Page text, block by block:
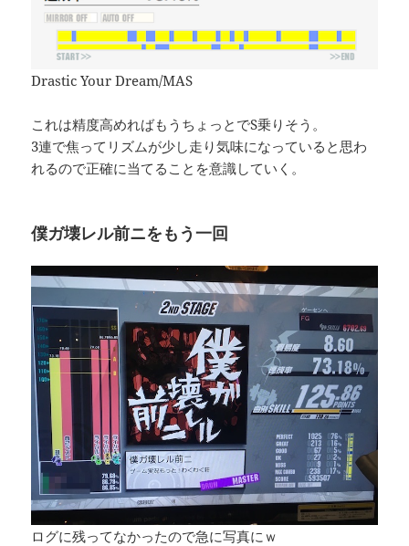
Drastic Your Dream/MAS
これは精度高めればもうちょっとでS乗りそう。
3連で焦ってリズムが少し走り気味になっていると思わ
れるので正確に当てることを意識していく。
僕ガ壊レル前ニをもう一回
ログに残ってなかったので急に写真にｗ